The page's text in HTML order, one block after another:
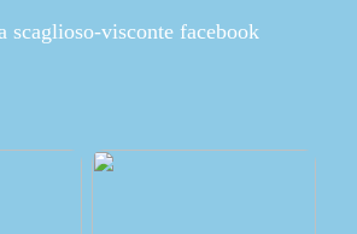
scaglioso-visconte facebook